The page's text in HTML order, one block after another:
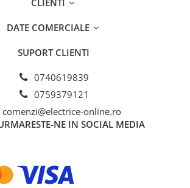
incastrate - usa
CLIENTI
DATE COMERCIALE
SUPORT CLIENTI
0740619839
0759379121
comenzi@electrice-online.ro
NE IN SOCIAL MEDIA